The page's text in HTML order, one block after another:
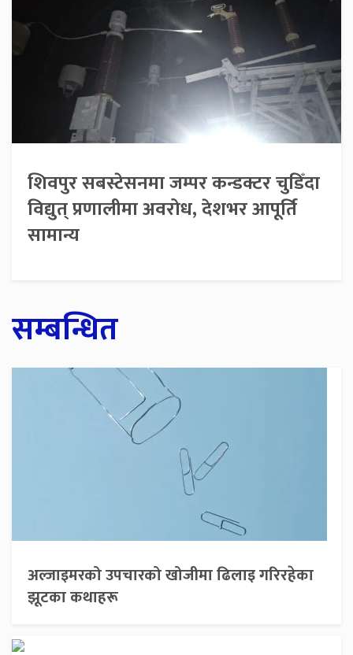
शिवपुर सबस्टेसनमा जम्पर कन्डक्टर चुडिँदा
विद्युत् प्रणालीमा अवरोध, देशभर आपूर्ति
सामान्य
सम्बन्धित
अल्जाइमरको उपचारको खोजीमा ढिलाइ गरिरहेका
झूटका कथाहरू